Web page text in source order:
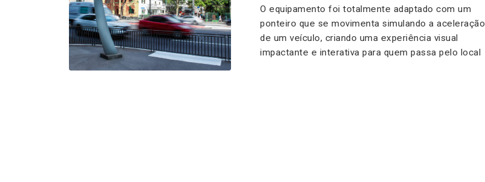
O equipamento foi totalmente adaptado com um
ponteiro que se movimenta simulando a aceleração
de um veículo, criando uma experiência visual
impactante e interativa para quem passa pelo local